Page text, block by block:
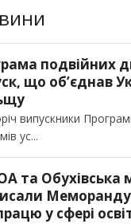
подвійних
що об’єднав
випускники
ус
та Обухівська
у сфері